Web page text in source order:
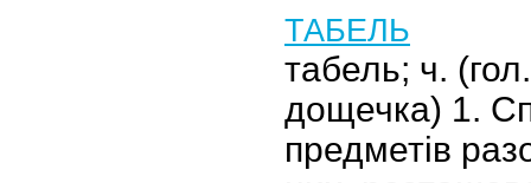
ТАБЕЛЬ
табель; ч.
дощечка) 1.
предметів